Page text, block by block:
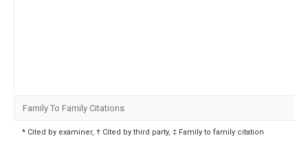
Family To Family Citations
* Cited by examiner, † Cited by third party, ‡ Family to family citation